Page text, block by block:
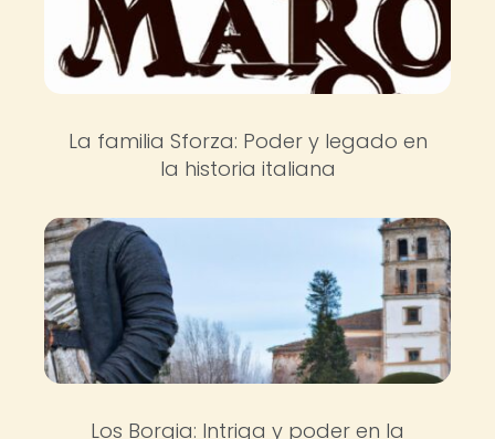
La familia Sforza: Poder y legado en
la historia italiana
Los Borgia: Intriga y poder en la